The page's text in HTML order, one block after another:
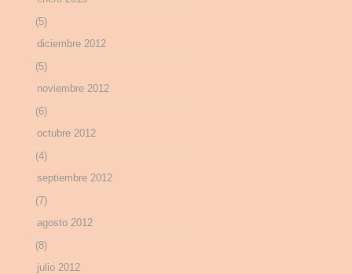
(5)
diciembre 2012
(5)
noviembre 2012
(6)
octubre 2012
(4)
septiembre 2012
(7)
agosto 2012
(8)
julio 2012